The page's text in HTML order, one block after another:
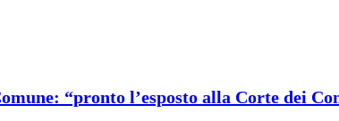
“pronto l’esposto alla Corte dei